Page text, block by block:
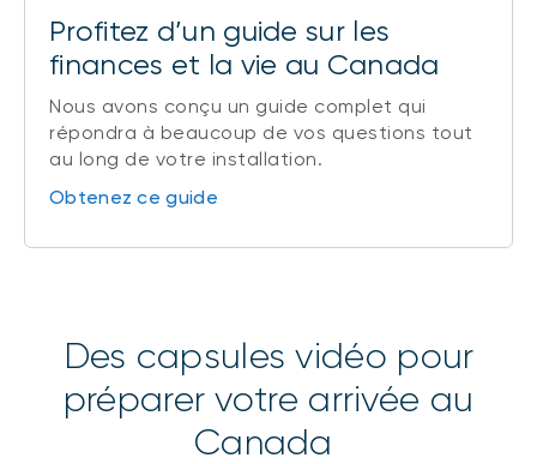
Profitez d’un guide sur les
finances et la vie au Canada
Nous avons conçu un guide complet qui
répondra à beaucoup de vos questions tout
au long de votre installation.
Obtenez ce guide
Des capsules vidéo pour
préparer votre arrivée au
Canada